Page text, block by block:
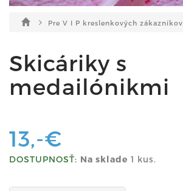
Pre V I P kreslenkových zákazníkov
Skicáriky s
medailónikmi
13,-€
DOSTUPNOSŤ: Na sklade 1 kus.